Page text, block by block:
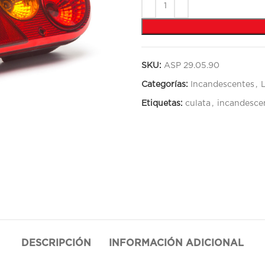
SKU: ASP 29.05.90
Categorías: Incandescentes ,
Etiquetas: culata ,
DESCRIPCIÓN INFORMACIÓN ADICIONAL